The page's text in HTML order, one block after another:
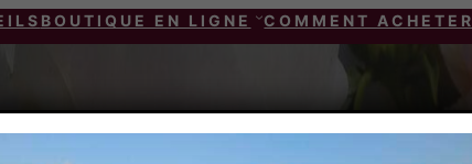
BOUTIQUE EN LIGNE COMMENT ACHETER